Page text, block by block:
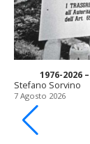
1976-2026
Stefano Sorvino
7 Agosto 2026